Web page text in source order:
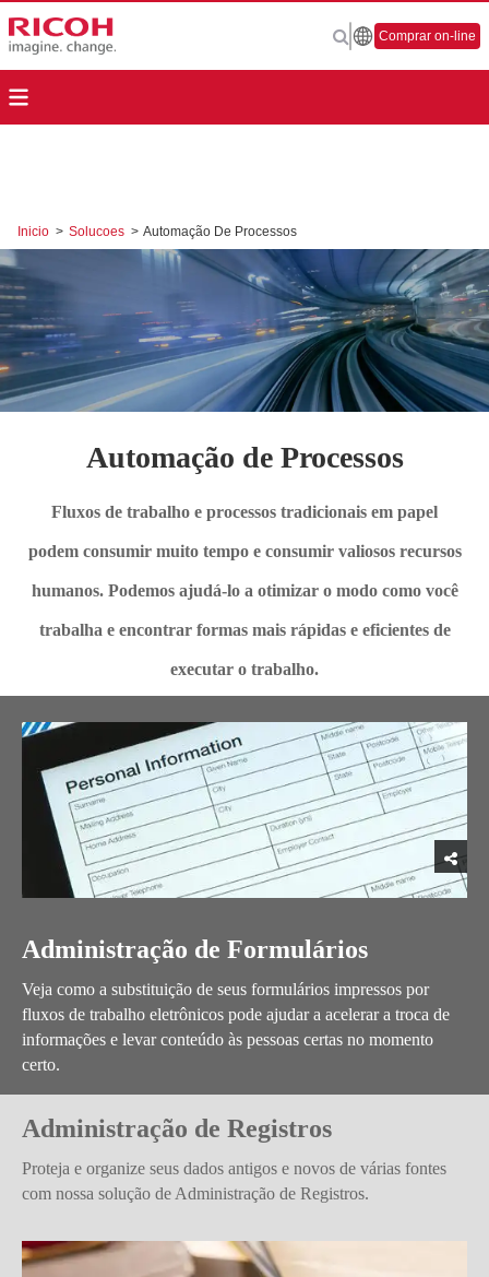
Comprar on-line
Inicio > Solucoes > Automação De Processos
Automação de Processos
Fluxos de trabalho e processos tradicionais em papel
podem consumir muito tempo e consumir valiosos recursos
humanos. Podemos ajudá-lo a otimizar o modo como você
trabalha e encontrar formas mais rápidas e eficientes de
executar o trabalho.
Administração de Formulários
Veja como a substituição de seus formulários impressos por
fluxos de trabalho eletrônicos pode ajudar a acelerar a troca de
informações e levar conteúdo às pessoas certas no momento
certo.
Administração de Registros
Proteja e organize seus dados antigos e novos de várias fontes
com nossa solução de Administração de Registros.